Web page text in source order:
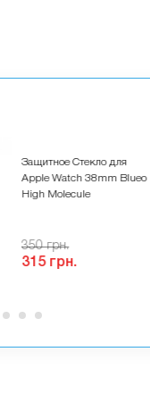
Защитное Стекло для
Apple Watch 38mm Blueo
High Molecule
350 грн.
315 грн.